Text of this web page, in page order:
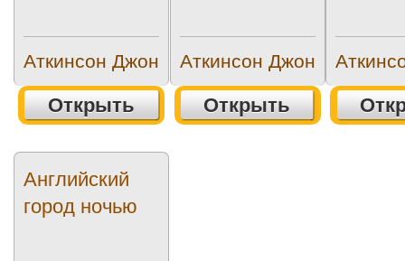
Аткинсон Джон
Открыть
Аткинсон Джон
Открыть
Английский
город ночью